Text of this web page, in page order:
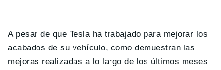
A pesar de que Tesla ha trabajado para mejorar los
acabados de su vehículo, como demuestran las
mejoras realizadas a lo largo de los últimos meses